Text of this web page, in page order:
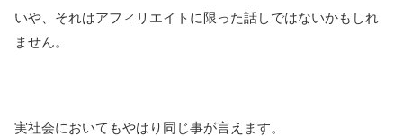
いや、それはアフィリエイトに限った話しではないかもしれ
ません。
実社会においてもやはり同じ事が言えます。